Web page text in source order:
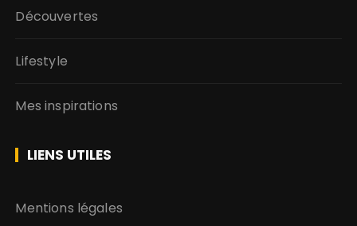
Découvertes
Lifestyle
Mes inspirations
LIENS UTILES
Mentions légales